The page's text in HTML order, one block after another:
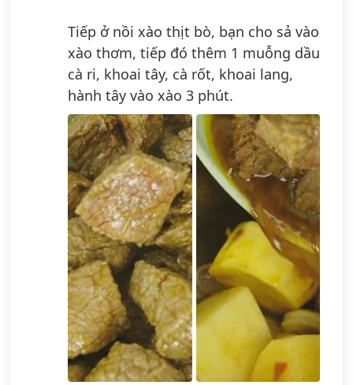
Tiếp ở nồi xào thịt bò, bạn cho sả vào
xào thơm, tiếp đó thêm 1 muỗng dầu
cà ri, khoai tây, cà rốt, khoai lang,
hành tây vào xào 3 phút.